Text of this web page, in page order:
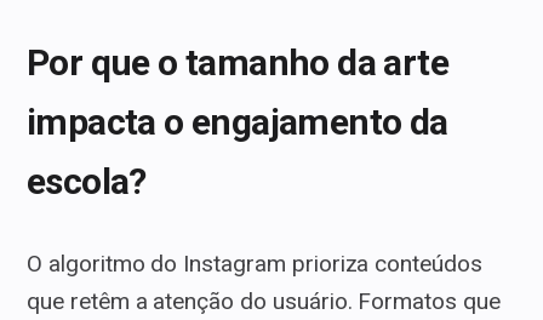
Por que o tamanho da arte
impacta o engajamento da
escola?
O algoritmo do Instagram prioriza conteúdos
que retêm a atenção do usuário. Formatos que